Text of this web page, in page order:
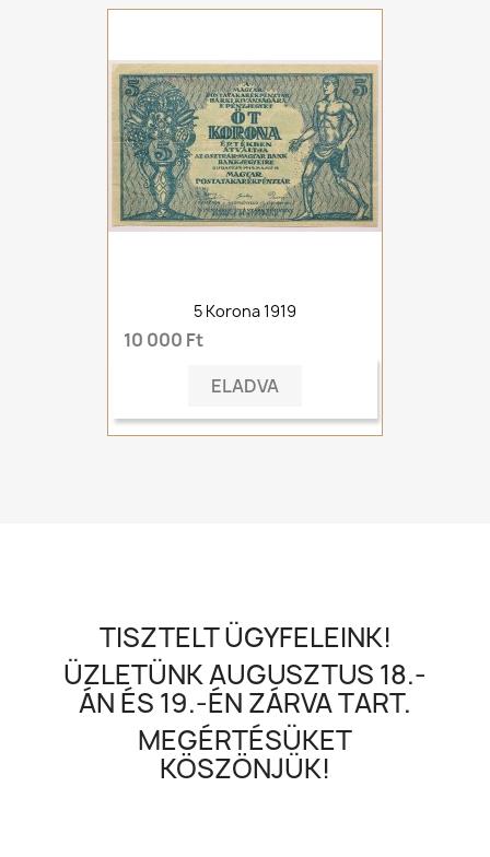
5 Korona 1919
10 000 Ft
ELADVA
TISZTELT ÜGYFELEINK!
ÜZLETÜNK AUGUSZTUS 18.-
ÁN ÉS 19.-ÉN ZÁRVA TART.
MEGÉRTÉSÜKET
KÖSZÖNJÜK!